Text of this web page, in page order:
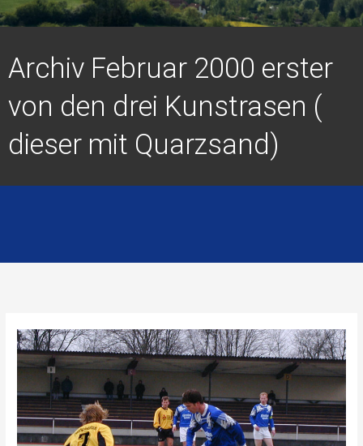
Archiv Februar 2000 erster
von den drei Kunstrasen (
dieser mit Quarzsand)